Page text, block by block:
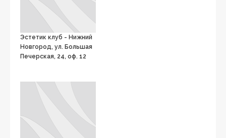
Эстетик клуб - Нижний
Новгород, ул. Большая
Печерская, 24, оф. 12